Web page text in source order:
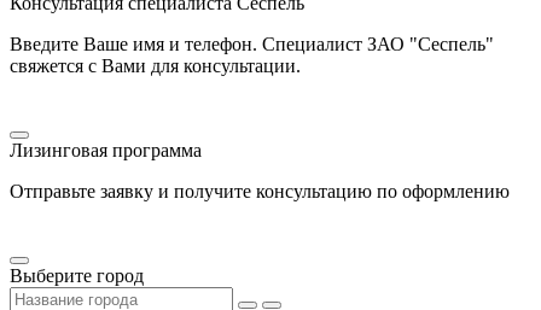
Введите Ваше имя и телефон. Специалист ЗАО "Сеспель"
свяжется с Вами для консультации.
Лизинговая программа
Отправьте заявку и получите консультацию по оформлению
Выберите город